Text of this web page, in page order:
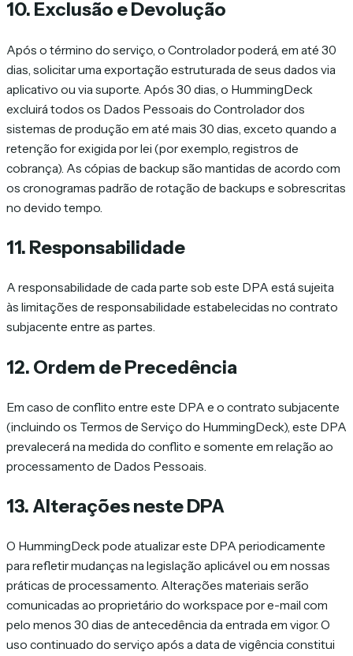
10. Exclusão e Devolução
Após o término do serviço, o Controlador poderá, em até 30
dias, solicitar uma exportação estruturada de seus dados via
aplicativo ou via suporte. Após 30 dias, o HummingDeck
excluirá todos os Dados Pessoais do Controlador dos
sistemas de produção em até mais 30 dias, exceto quando a
retenção for exigida por lei (por exemplo, registros de
cobrança). As cópias de backup são mantidas de acordo com
os cronogramas padrão de rotação de backups e sobrescritas
no devido tempo.
11. Responsabilidade
A responsabilidade de cada parte sob este DPA está sujeita
às limitações de responsabilidade estabelecidas no contrato
subjacente entre as partes.
12. Ordem de Precedência
Em caso de conflito entre este DPA e o contrato subjacente
(incluindo os Termos de Serviço do HummingDeck), este DPA
prevalecerá na medida do conflito e somente em relação ao
processamento de Dados Pessoais.
13. Alterações neste DPA
O HummingDeck pode atualizar este DPA periodicamente
para refletir mudanças na legislação aplicável ou em nossas
práticas de processamento. Alterações materiais serão
comunicadas ao proprietário do workspace por e-mail com
pelo menos 30 dias de antecedência da entrada em vigor. O
uso continuado do serviço após a data de vigência constitui